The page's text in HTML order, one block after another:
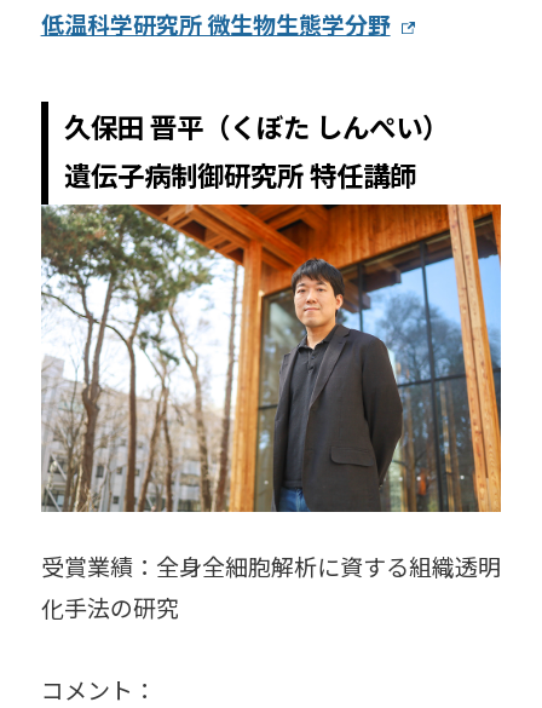
低温科学研究所 微生物生態学分野
久保田 晋平（くぼた しんぺい）
遺伝子病制御研究所 特任講師
受賞業績：全身全細胞解析に資する組織透明
化手法の研究
コメント：